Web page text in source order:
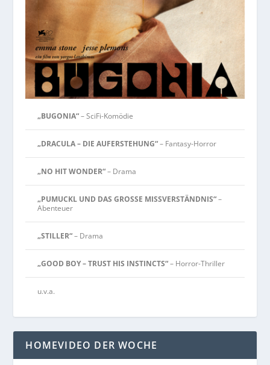
„BUGONIA“– SciFi-Komödie
„DRACULA – DIE AUFERSTEHUNG“– Fantasy-Horror
„NO HIT WONDER“– Drama
„PUMUCKL UND DAS GROSSE MISSVERSTÄNDNIS“–
Abenteuer
„STILLER“– Drama
„GOOD BOY – TRUST HIS INSTINCTS“– Horror-Thriller
u.v.a.
HOMEVIDEO DER WOCHE